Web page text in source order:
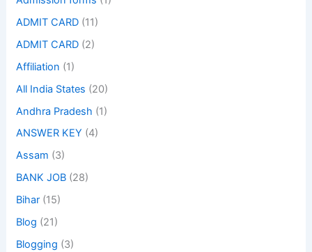
ADMIT CARD (11)
ADMIT CARD (2)
Affiliation (1)
All India States (20)
Andhra Pradesh (1)
ANSWER KEY (4)
Assam (3)
BANK JOB (28)
Bihar (15)
Blog (21)
Blogging (3)